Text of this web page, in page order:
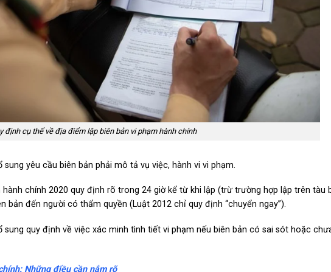
định cụ thể về địa điểm lập biên bản vi phạm hành chính
yêu cầu biên bản phải mô tả vụ việc, hành vi vi phạm.
chính 2020 quy định rõ trong 24 giờ kể từ khi lập (trừ trường hợp lập trên tàu
bản đến người có thẩm quyền (Luật 2012 chỉ quy định “chuyển ngay”).
sung quy định về việc xác minh tình tiết vi phạm nếu biên bản có sai sót hoặc
Những điều cần nắm rõ